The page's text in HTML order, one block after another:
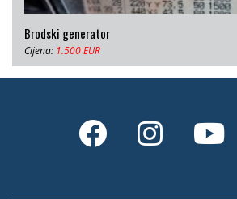
Brodski generator
Cijena: 1.500 EUR